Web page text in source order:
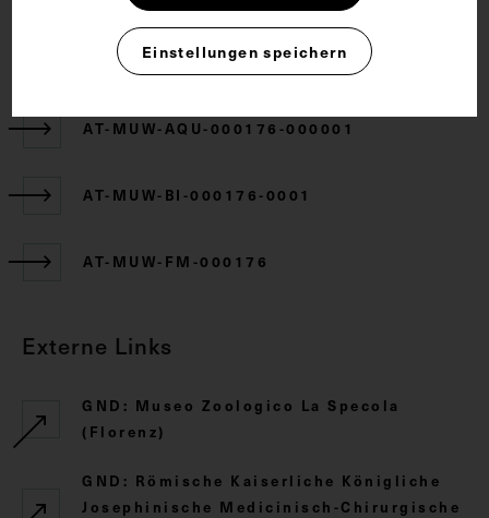
Zugehörige Objekte
AT-MUW-AQU-000176-000001
AT-MUW-BI-000176-0001
AT-MUW-FM-000176
Externe Links
GND: Museo Zoologico La Specola
(Florenz)
GND: Römische Kaiserliche Königliche
Josephinische Medicinisch-Chirurgische
Einstellungen speichern